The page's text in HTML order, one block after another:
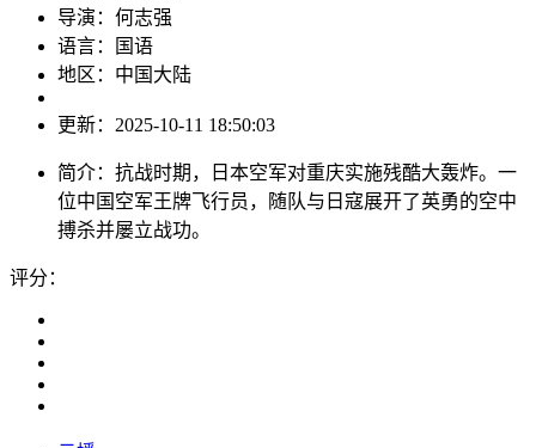
导演： 何志强
语言：
国语
地区： 中国大陆
更新： 2025-10-11 18:50:03
简介： 抗战时期，日本空军对重庆实施残酷大轰炸。一
位中国空军王牌飞行员，随队与日寇展开了英勇的空中
搏杀并屡立战功。
评分：